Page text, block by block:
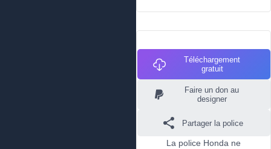
Téléchargement
gratuit
Faire un don au
designer
Partager la police
La police Honda ne